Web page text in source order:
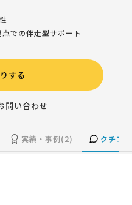
での伴走型サポート
する
問い合わせ
実績・事例(2) クチコ